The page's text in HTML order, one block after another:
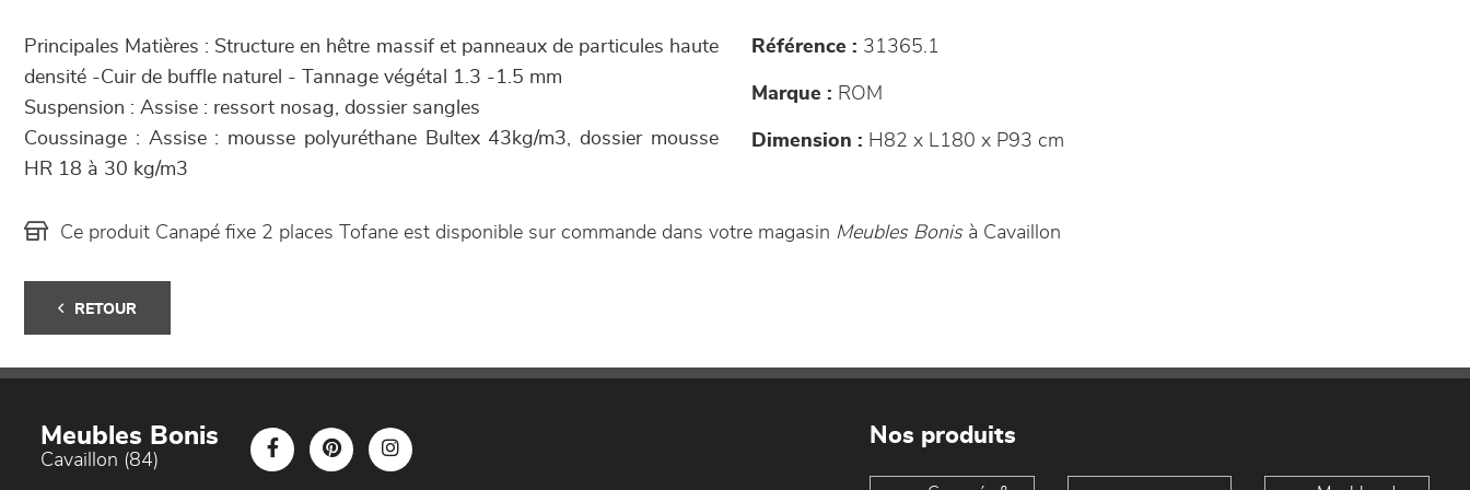
Principales Matières : Structure en hêtre massif et panneaux de particules haute
densité -Cuir de buffle naturel - Tannage végétal 1.3 -1.5 mm
Suspension : Assise : ressort nosag, dossier sangles
Coussinage : Assise : mousse polyuréthane Bultex 43kg/m3, dossier mousse
HR 18 à 30 kg/m3
Référence : 31365.1
Marque : ROM
Dimension : H82 x L180 x P93 cm
Ce produit Canapé fixe 2 places Tofane est disponible sur commande dans votre magasin Meubles Bonisà Cavaillon
RETOUR
Meubles Bonis
Cavaillon (84)
Nos produits